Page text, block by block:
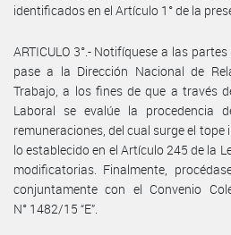
identificados en el Artículo 1° de la
ARTICULO 3°.- Notifíquese a las
pase a la Dirección Nacional de
Trabajo, a los fines de que a través
Laboral se evalúe la procedencia
remuneraciones, del cual surge el
lo establecido en el Artículo 245 de la
modificatorias. Finalmente,
conjuntamente con el Convenio
N° 1482/15 “E”.